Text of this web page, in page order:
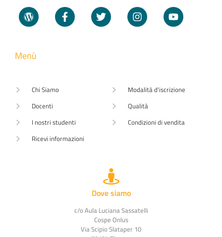
Menù
Chi Siamo
Docenti
I nostri studenti
Ricevi informazioni
Modalità d'iscrizione
Qualità
Condizioni di vendita
Dove siamo
c/o Aula Luciana Sassatelli
Cospe Onlus
Via Scipio Slataper 10